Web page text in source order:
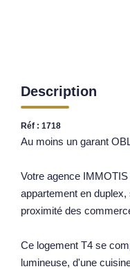
Description
Réf : 1718
Au moins un garant
Votre agence
appartement en
proximité des
Ce logement T4 se
lumineuse, d'une